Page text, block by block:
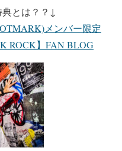
とは？？ ↓
メンバー限定
ROCK】FAN BLOG